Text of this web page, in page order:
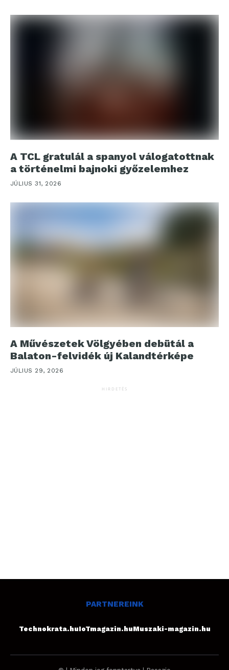
A TCL gratulál a spanyol válogatottnak
a történelmi bajnoki győzelemhez
JÚLIUS 31, 2026
A Művészetek Völgyében debütál a
Balaton-felvidék új Kalandtérképe
JÚLIUS 29, 2026
HIRDETÉS
PARTNEREINK
Technokrata.huIoTmagazin.huMuszaki-magazin.hu